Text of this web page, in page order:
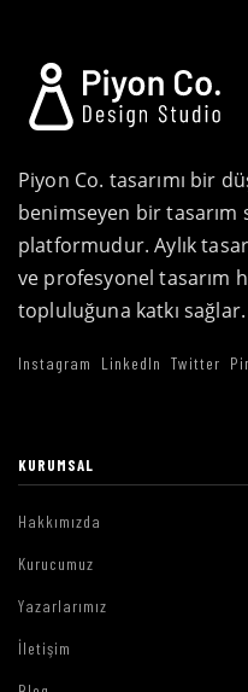
Piyon Co. tasarımı bir
benimseyen bir tasarım
platformudur. Aylık
ve profesyonel tasarım
topluluğuna katkı sağlar.
Instagram LinkedIn Twitter
KURUMSAL
Hakkımızda
Kurucumuz
Yazarlarımız
İletişim